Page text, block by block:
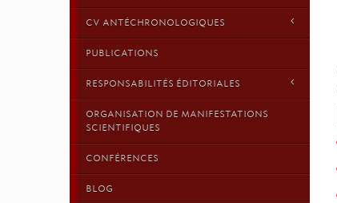
CV ANTÉCHRONOLOGIQUES
PUBLICATIONS
RESPONSABILITÉS ÉDITORIALES
ORGANISATION DE MANIFESTATIONS
SCIENTIFIQUES
CONFÉRENCES
BLOG